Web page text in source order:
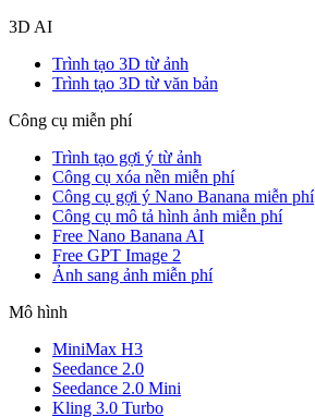
3D AI
Trình tạo 3D từ ảnh
Trình tạo 3D từ văn bản
Công cụ miễn phí
Trình tạo gợi ý từ ảnh
Công cụ xóa nền miễn phí
Công cụ gợi ý Nano Banana miễn phí
Công cụ mô tả hình ảnh miễn phí
Free Nano Banana AI
Free GPT Image 2
Ảnh sang ảnh miễn phí
Mô hình
MiniMax H3
Seedance 2.0
Seedance 2.0 Mini
Kling 3.0 Turbo